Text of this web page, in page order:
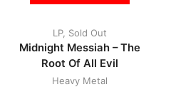
LP, Sold Out
Midnight Messiah – The
Root Of All Evil
Heavy Metal